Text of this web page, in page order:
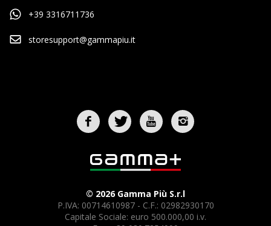
+39 3316711736
storesupport@gammapiu.it
© 2026 Gamma Più S.r.l
P.IVA: 00714610987 - C.F.: 02982930170
Capitale Sociale: euro 500.000,00 i.v.